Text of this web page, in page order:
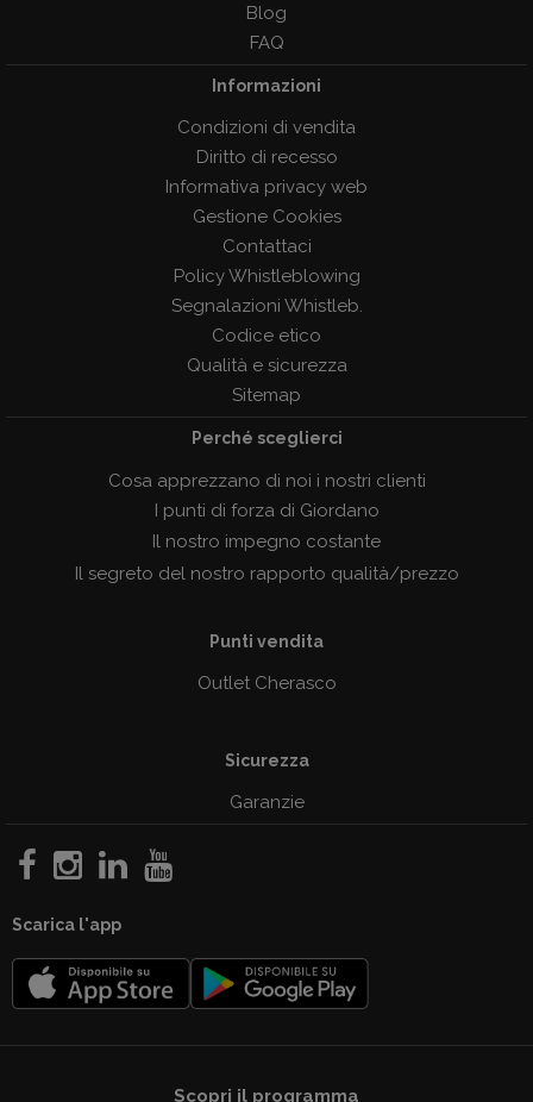
Blog
FAQ
Informazioni
Condizioni di vendita
Diritto di recesso
Informativa privacy web
Gestione Cookies
Contattaci
Policy Whistleblowing
Segnalazioni Whistleb.
Codice etico
Qualità e sicurezza
Sitemap
Perché sceglierci
Cosa apprezzano di noi i nostri clienti
I punti di forza di Giordano
Il nostro impegno costante
Il segreto del nostro rapporto qualità/prezzo
Punti vendita
Outlet Cherasco
Sicurezza
Garanzie
Scarica l'app
Scopri il programma